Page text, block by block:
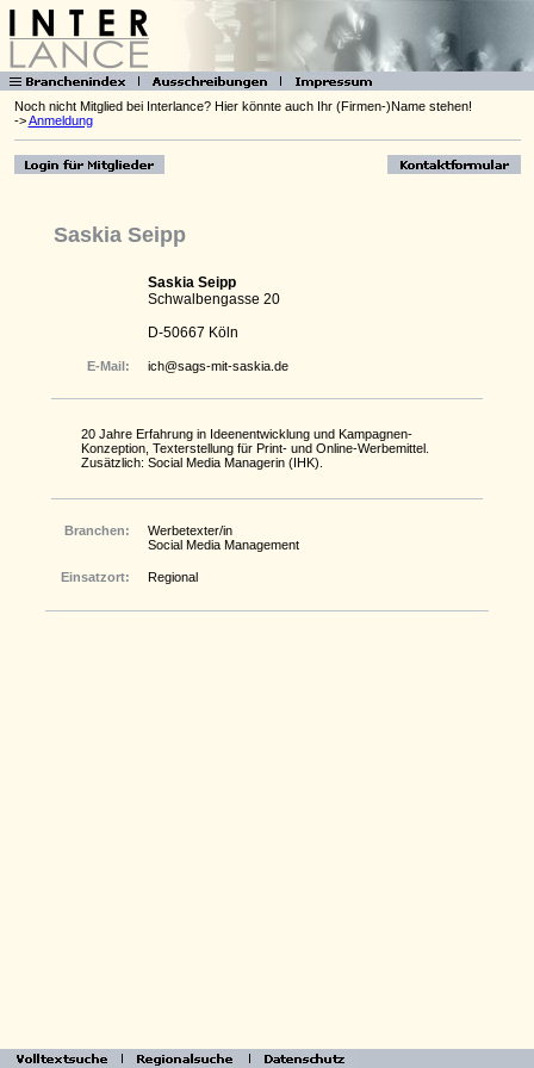
Noch nicht Mitglied bei Interlance? Hier könnte auch Ihr (Firmen-)Name stehen!
->Anmeldung
Saskia Seipp
Saskia Seipp
Schwalbengasse 20
D-50667 Köln
E-Mail: ich@sags-mit-saskia.de
20 Jahre Erfahrung in Ideenentwicklung und Kampagnen-
Konzeption, Texterstellung für Print- und Online-Werbemittel.
Zusätzlich: Social Media Managerin (IHK).
Branchen:
Werbetexter/in
Social Media Management
Einsatzort: Regional